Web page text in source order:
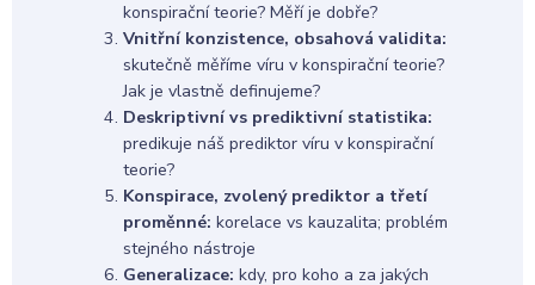
konspirační teorie? Měří je dobře?
Vnitřní konzistence, obsahová validita:
skutečně měříme víru v konspirační teorie?
Jak je vlastně definujeme?
Deskriptivní vs prediktivní statistika:
predikuje náš prediktor víru v konspirační
teorie?
Konspirace, zvolený prediktor a třetí
proměnné: korelace vs kauzalita; problém
stejného nástroje
Generalizace: kdy, pro koho a za jakých